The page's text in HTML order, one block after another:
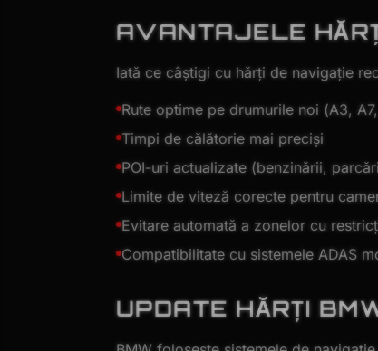
AVANTAJELE
Iată ce câștigi cu hărți de navigație
Rute optime pe drumurile noi (A3,
Timpi de călătorie mai preciși
POI-uri actualizate (benzinării,
Limite de viteză corecte pentru
Evitare automată a zonelor cu
Compatibilitate cu sistemele ADAS
UPDATE HĂRȚI